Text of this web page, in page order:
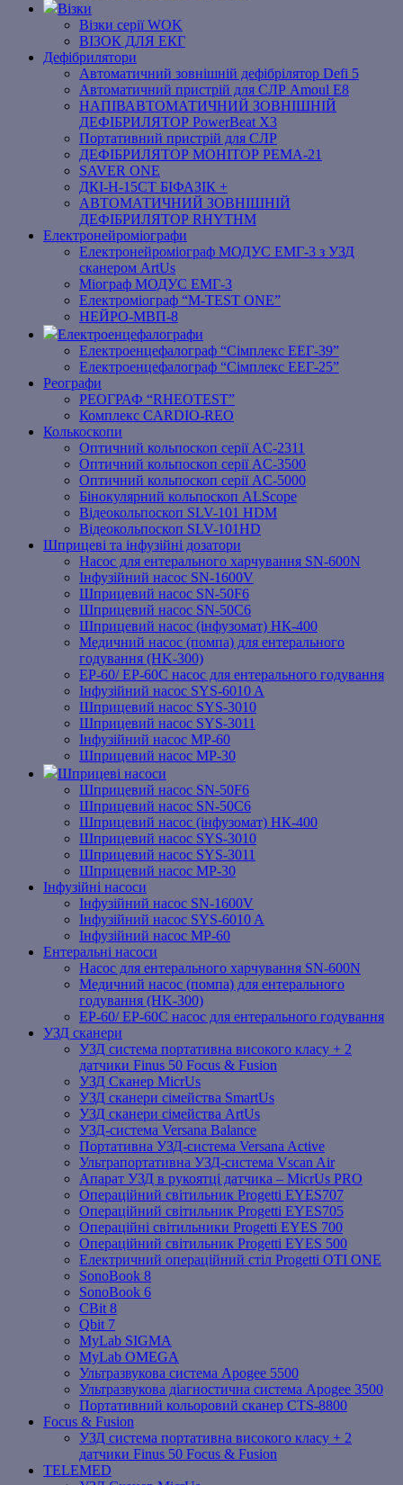
Візки
Візки серії WOK
ВІЗОК ДЛЯ ЕКГ
Дефібрилятори
Автоматичний зовнішній дефібрілятор Defi 5
Автоматичний пристрій для СЛР Amoul E8
НАПІВАВТОМАТИЧНИЙ ЗОВНІШНІЙ
ДЕФІБРИЛЯТОР PowerBeat X3
Портативний пристрій для СЛР
ДЕФІБРИЛЯТОР МОНІТОР РЕМА-21
SAVER ONE
ДКІ-Н-15СТ БІФАЗІК +
АВТОМАТИЧНИЙ ЗОВНІШНІЙ
ДЕФІБРИЛЯТОР RHYTHM
Електронейроміографи
Електронейроміограф МОДУС ЕМГ-3 з УЗД
сканером ArtUs
Міограф МОДУС ЕМГ-3
Електроміограф “M-TEST ONE”
НЕЙРО-МВП-8
Електроенцефалографи
Електроенцефалограф “Сімплекс ЕЕГ-39”
Електроенцефалограф “Сімплекс ЕЕГ-25”
Реографи
РЕОГРАФ “RHEOTEST”
Комплекс CARDIO-REO
Колькоскопи
Оптичний кольпоскоп серії AC-2311
Оптичний кольпоскоп серії AC-3500
Оптичний кольпоскоп серії AC-5000
Бінокулярний кольпоскоп ALScope
Відеокольпоскоп SLV-101 HDM
Відеокольпоскоп SLV-101HD
Шприцеві та інфузійні дозатори
Насос для ентерального харчування SN-600N
Інфузійний насос SN-1600V
Шприцевий насос SN-50F6
Шприцевий насос SN-50C6
Шприцевий насос (інфузомат) НК-400
Медичний насос (помпа) для ентерального
годування (HK-300)
EP-60/ EP-60C насос для ентерального годування
Інфузійний насос SYS-6010 A
Шприцевий насос SYS-3010
Шприцевий насос SYS-3011
Інфузійний насос MP-60
Шприцевий насос MP-30
Шприцеві насоси
Шприцевий насос SN-50F6
Шприцевий насос SN-50C6
Шприцевий насос (інфузомат) НК-400
Шприцевий насос SYS-3010
Шприцевий насос SYS-3011
Шприцевий насос MP-30
Інфузійні насоси
Інфузійний насос SN-1600V
Інфузійний насос SYS-6010 A
Інфузійний насос MP-60
Ентеральні насоси
Насос для ентерального харчування SN-600N
Медичний насос (помпа) для ентерального
годування (HK-300)
EP-60/ EP-60C насос для ентерального годування
УЗД сканери
УЗД система портативна високого класу + 2
датчики Finus 50 Focus & Fusion
УЗД Сканер MicrUs
УЗД сканери сімейства SmartUs
УЗД сканери сімейства ArtUs
УЗД-система Versana Balance
Портативна УЗД-система Versana Active
Ультрапортативна УЗД-система Vscan Air
Апарат УЗД в рукоятці датчика – MicrUs PRO
Операційний світильник Progetti EYES707
Операційний світильник Progetti EYES705
Операційні світильники Progetti EYES 700
Операційний світильник Progetti EYES 500
Електричний операційний стіл Progetti OTI ONE
SonoBook 8
SonoBook 6
СBit 8
Qbit 7
MyLab SIGMA
MyLab OMEGA
Ультразвукова система Apogee 5500
Ультразвукова діагностична система Apogee 3500
Портативний кольоровий сканер CTS-8800
Focus & Fusion
УЗД система портативна високого класу + 2
датчики Finus 50 Focus & Fusion
TELEMED